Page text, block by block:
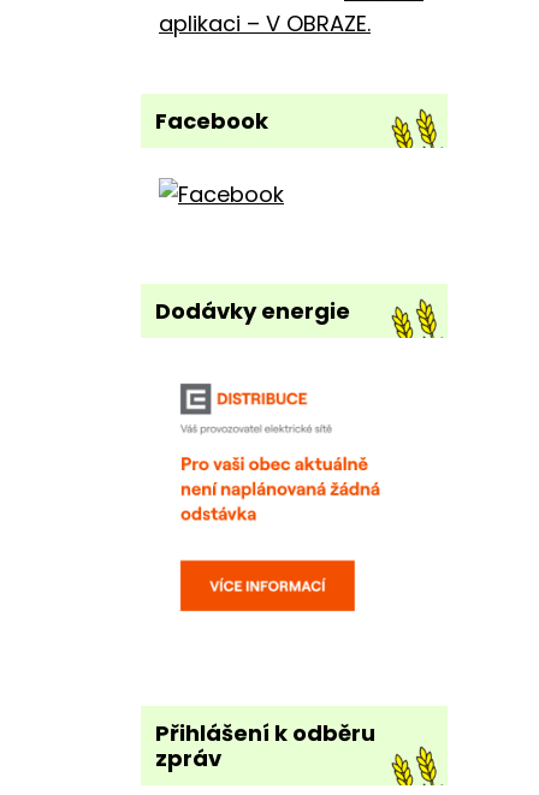
aplikaci – V OBRAZE.
Facebook
Dodávky energie
Přihlášení k odběru
zpráv